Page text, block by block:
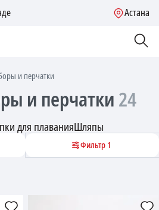
Астана
и перчатки
и перчатки24
для плаванияШляпы
Фильтр 1